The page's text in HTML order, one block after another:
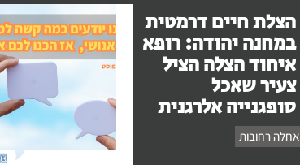
הצלת חיים דרמטית
במחנה יהודה: רופא
איחוד הצלה הציל
צעיר שאכל
סופגנייה אלרגנית
אחלה רחובות